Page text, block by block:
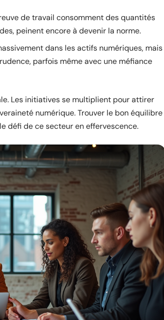
de travail consomment des quantités
peinent encore à devenir la norme.
dans les actifs numériques, mais
parfois même avec une méfiance
Les initiatives se multiplient pour attirer
numérique. Trouver le bon équilibre
défi de ce secteur en effervescence.